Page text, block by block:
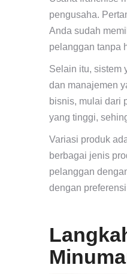
pengusaha.
Anda sudah
pelanggan tanpa
Selain itu, sistem
dan manajemen
bisnis, mulai dari
yang tinggi,
Variasi produk
berbagai jenis
pelanggan
dengan